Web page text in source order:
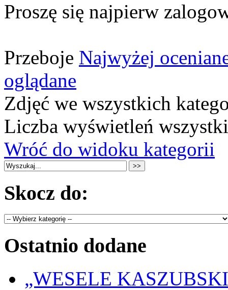
Proszę się najpierw
Przeboje Najwyżej
oglądane
Zdjęć we wszystkich
Liczba wyświetleń
Wróć do widoku kategorii
Skocz do:
Ostatnio dodane
„WESELE